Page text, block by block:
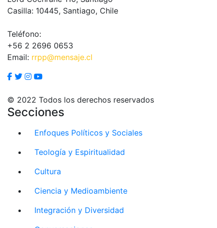
Casilla: 10445, Santiago, Chile
Teléfono:
+56 2 2696 0653
Email: rrpp@mensaje.cl
© 2022 Todos los derechos reservados
Secciones
Enfoques Políticos y Sociales
Teología y Espiritualidad
Cultura
Ciencia y Medioambiente
Integración y Diversidad